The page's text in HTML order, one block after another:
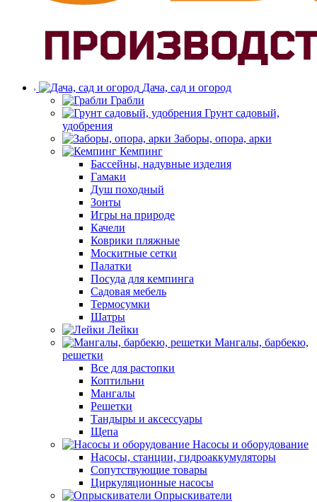
Дача, сад и огород
Грабли
Грунт садовый,
удобрения
Заборы, опора, арки
Кемпинг
Бассейны, надувные изделия
Гамаки
Душ походный
Зонты
Игры на природе
Качели
Коврики пляжные
Москитные сетки
Палатки
Посуда для кемпинга
Садовая мебель
Термосумки
Шатры
Лейки
Мангалы, барбекю,
решетки
Все для растопки
Коптильни
Мангалы
Решетки
Тандыры и аксессуары
Щепа
Насосы и оборудование
Насосы, станции, гидроаккумуляторы
Сопутствующие товары
Циркуляционные насосы
Опрыскиватели